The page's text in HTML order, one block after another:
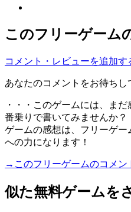
このフリーゲーム
コメント・レビューを追加す
あなたのコメントをお待ちし
・・・このゲームには、ま
番乗りで書いてみませんか？
ゲームの感想は、フリーゲ
への力になります！
→このフリーゲームのコメン
似た無料ゲームを